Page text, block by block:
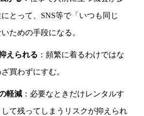
とって、SNS等で「いつも同じ
ための手段になる。
えられる ：頻繁に着るわけではな
買わずにすむ。
軽減：必要なときだけレンタルす
て残ってしまうリスクが抑えられ